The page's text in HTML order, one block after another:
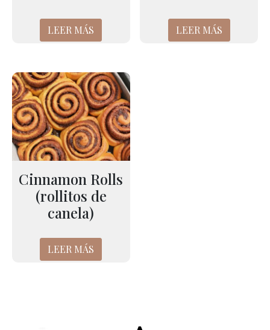
LEER MÁS LEER MÁS
Cinnamon Rolls
(rollitos de
canela)
LEER MÁS